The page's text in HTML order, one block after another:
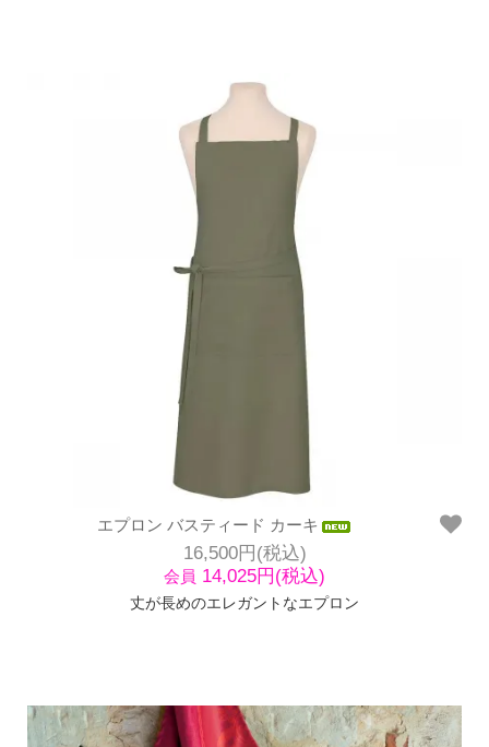
エプロン バスティード カーキ
16,500円(税込)
会員 14,025円(税込)
丈が長めのエレガントなエプロン